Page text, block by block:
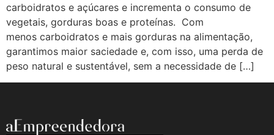
carboidratos e açúcares e incrementa o consumo de
vegetais, gorduras boas e proteínas. Com
menos carboidratos e mais gorduras na alimentação,
garantimos maior saciedade e, com isso, uma perda de
peso natural e sustentável, sem a necessidade de […]